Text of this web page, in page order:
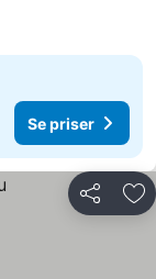
Se priser
Del